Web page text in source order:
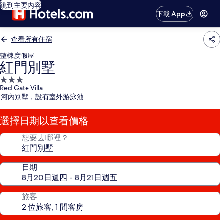
跳到主要內容
下載 App
查看所有住宿
整棟度假屋
紅門別墅
3.0
星
級
住
宿
Red Gate Villa
河內別墅，設有室外游泳池
選擇日期以查看價格
想要去哪裡？
日期
旅客